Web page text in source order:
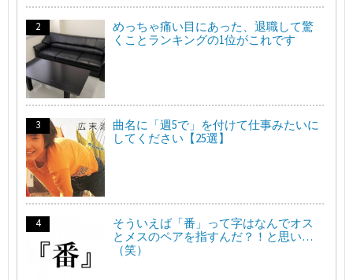
めっちゃ痛い目にあった、退職して驚
くことランキングの1位がこれです
曲名に「週5で」を付けて仕事みたいに
してください【25選】
そういえば「番」って字はなんでオス
とメスのペアを指すんだ？！と思い…
（笑）